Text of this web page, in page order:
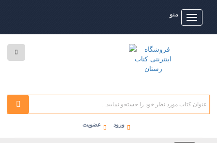
Toggle
منو
عضویت ورود